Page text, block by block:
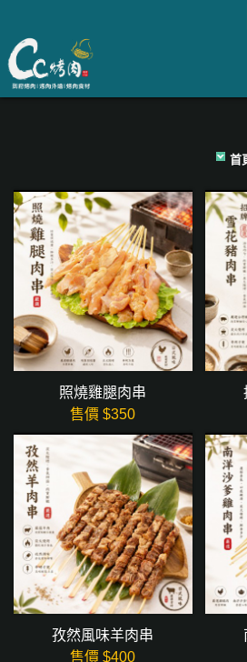
首
照燒雞腿肉串
售價 $350
孜然風味羊肉串
售價 $400